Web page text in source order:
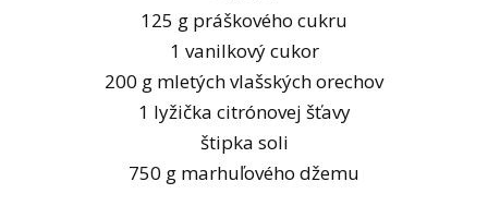
125 g práškového cukru
1 vanilkový cukor
200 g mletých vlašských orechov
1 lyžička citrónovej šťavy
štipka soli
750 g marhuľového džemu